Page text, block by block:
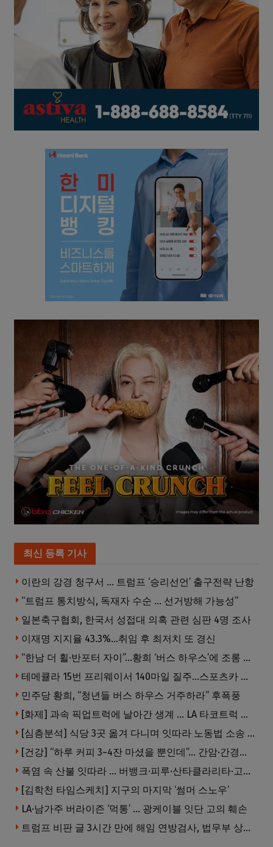
최신 등록 기사
이란의 강경 청구서 … 트럼프 ‘승리선언’ 출구전략 난항
“트럼프 통치방식, 독재자 수순 … 선거방해 가능성”
일본축구협회, 한국서 성접대 의혹 관련 심판 4명 조사
이재명 지지율 43.3%…취임 후 최저치 또 경신
“한남 더 휠·반포터 자이”…황희 ‘버스 하우스’에 조롱 쏟아져
테메큘라 15번 프리웨이서 140마일 질주…스포츠카 압수
민주당 황희, “청년들 버스 하우스 거주하라” 후폭풍
[화제] 과속 픽업트럭에 날아간 생계 … LA 타코트럭 일가족 3명 부상
[심층분석] 식당 3곳 옮겨 다니며 잇따라 노동법 소송 … 피소된 곳 모두 LA·OC 한인 식당들
[건강] “하루 커피 3~4잔 마셨을 뿐인데”… 간암·간경변 위험 뚝
폭염 속 산불 잇따라 … 버뱅크·피루·산타클라리타·고먼 잇단 산불
[김학천 타임스케치] 지구의 마지막 ‘썸머 스노우’
LA·남가주 버라이즌 ‘먹통’ … 광케이블 잇단 고의 훼손
트럼프 비판 글 3시간 만에 해임 연방검사, 법무부 상대 소송